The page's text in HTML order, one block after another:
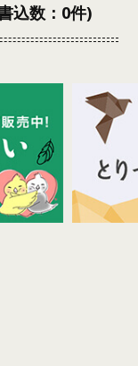
込数：0件)